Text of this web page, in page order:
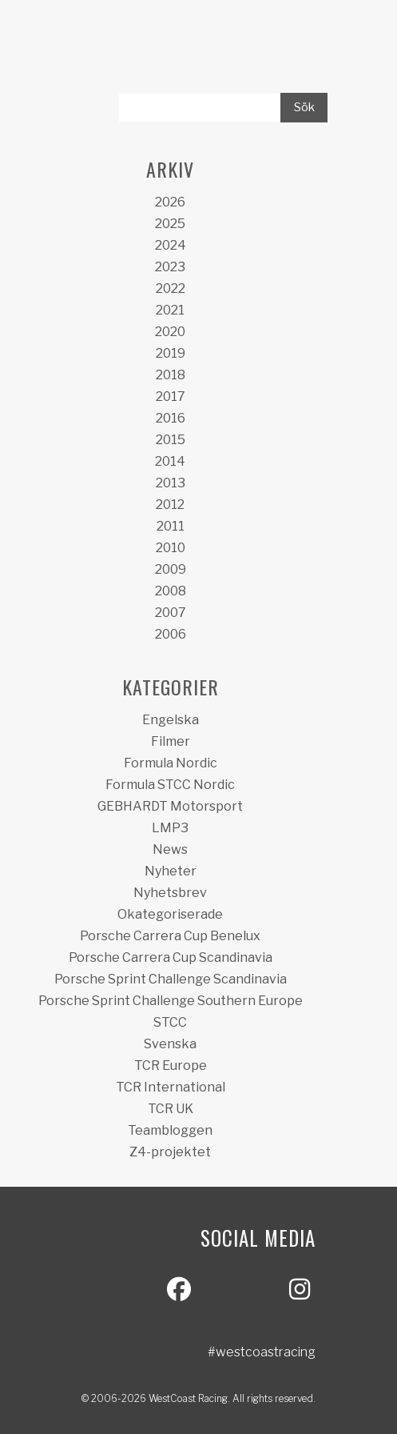
ARKIV
2026
2025
2024
2023
2022
2021
2020
2019
2018
2017
2016
2015
2014
2013
2012
2011
2010
2009
2008
2007
2006
KATEGORIER
Engelska
Filmer
Formula Nordic
Formula STCC Nordic
GEBHARDT Motorsport
LMP3
News
Nyheter
Nyhetsbrev
Okategoriserade
Porsche Carrera Cup Benelux
Porsche Carrera Cup Scandinavia
Porsche Sprint Challenge Scandinavia
Porsche Sprint Challenge Southern Europe
STCC
Svenska
TCR Europe
TCR International
TCR UK
Teambloggen
Z4-projektet
SOCIAL MEDIA
#westcoastracing
© 2006-2026 WestCoast Racing. All rights reserved.